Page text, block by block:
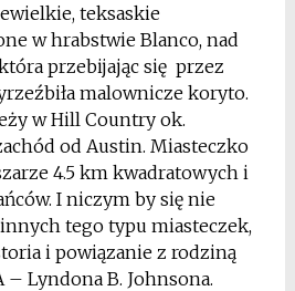
teksaskie
w hrabstwie Blanco, nad
przebijając się przez
malownicze koryto.
w Hill Country ok.
od Austin. Miasteczko
4.5 km kwadratowych i
I niczym by się nie
tego typu miasteczek,
i powiązanie z rodziną
– Lyndona B. Johnsona.